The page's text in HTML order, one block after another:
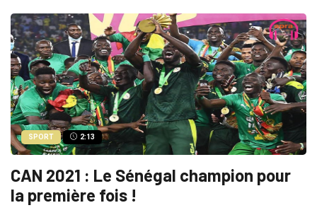
SPORT 2:13
CAN 2021 : Le Sénégal champion pour
la première fois !